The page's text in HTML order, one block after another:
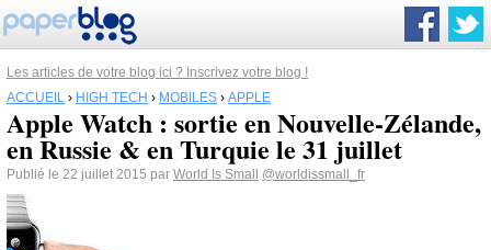
Les articles de votre blog ici ? Inscrivez votre blog !
ACCUEIL › HIGH TECH › MOBILES › APPLE
Apple Watch : sortie en Nouvelle-Zélande,
en Russie & en Turquie le 31 juillet
Publié le 22 juillet 2015 par World Is Small @worldissmall_fr